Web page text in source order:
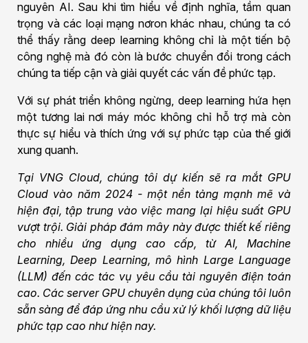
nguyên AI. Sau khi tìm hiểu về định nghĩa, tầm quan
trọng và các loại mạng nơron khác nhau, chúng ta có
thể thấy rằng deep learning không chỉ là một tiến bộ
công nghệ mà đó còn là bước chuyển đổi trong cách
chúng ta tiếp cận và giải quyết các vấn đề phức tạp.
Với sự phát triển không ngừng, deep learning hứa hẹn
một tương lai nơi máy móc không chỉ hỗ trợ mà còn
thực sự hiểu và thích ứng với sự phức tạp của thế giới
xung quanh.
Tại VNG Cloud, chúng tôi dự kiến sẽ ra mắt GPU
Cloud vào năm 2024 - một nền tảng mạnh mẽ và
hiện đại, tập trung vào việc mang lại hiệu suất GPU
vượt trội. Giải pháp đám mây này được thiết kế riêng
cho nhiều ứng dụng cao cấp, từ AI, Machine
Learning, Deep Learning, mô hình Large Language
(LLM) đến các tác vụ yêu cầu tài nguyên điện toán
cao. Các server GPU chuyên dụng của chúng tôi luôn
sẵn sàng để đáp ứng nhu cầu xử lý khối lượng dữ liệu
phức tạp cao như hiện nay.